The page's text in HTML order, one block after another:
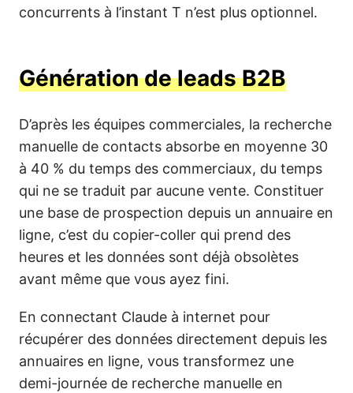
concurrents à l’instant T n’est plus optionnel.
Génération de leads B2B
D’après les équipes commerciales, la recherche
manuelle de contacts absorbe en moyenne 30
à 40 % du temps des commerciaux, du temps
qui ne se traduit par aucune vente. Constituer
une base de prospection depuis un annuaire en
ligne, c’est du copier-coller qui prend des
heures et les données sont déjà obsolètes
avant même que vous ayez fini.
En connectant Claude à internet pour
récupérer des données directement depuis les
annuaires en ligne, vous transformez une
demi-journée de recherche manuelle en